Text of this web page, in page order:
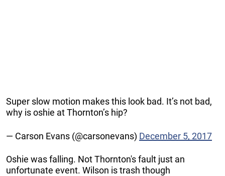
Super slow motion makes this look bad. It’s not bad,
why is oshie at Thornton’s hip?
— Carson Evans (@carsonevans) December 5, 2017
Oshie was falling. Not Thornton's fault just an
unfortunate event. Wilson is trash though